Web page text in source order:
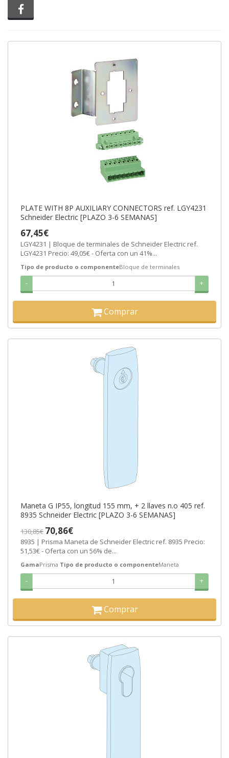
PLATE WITH 8P AUXILIARY CONNECTORS ref. LGY4231
Schneider Electric [PLAZO 3-6 SEMANAS]
67,45€
LGY4231 | Bloque de terminales de Schneider Electric ref.
LGY4231 Precio: 49,05€ - Oferta con un 41%...
Tipo de producto o componenteBloque de terminales
- +
Comprar
Maneta G IP55, longitud 155 mm, + 2 llaves n.o 405 ref.
8935 Schneider Electric [PLAZO 3-6 SEMANAS]
130,85€ 70,86€
8935 | Prisma Maneta de Schneider Electric ref. 8935 Precio:
51,53€ - Oferta con un 56% de...
GamaPrisma Tipo de producto o componenteManeta
- +
Comprar